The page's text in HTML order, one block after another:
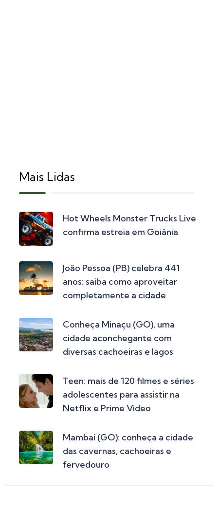
Mais Lidas
Hot Wheels Monster Trucks Live
confirma estreia em Goiânia
João Pessoa (PB) celebra 441
anos: saiba como aproveitar
completamente a cidade
Conheça Minaçu (GO), uma
cidade aconchegante com
diversas cachoeiras e lagos
Teen: mais de 120 filmes e séries
adolescentes para assistir na
Netflix e Prime Video
Mambaí (GO): conheça a cidade
das cavernas, cachoeiras e
fervedouro